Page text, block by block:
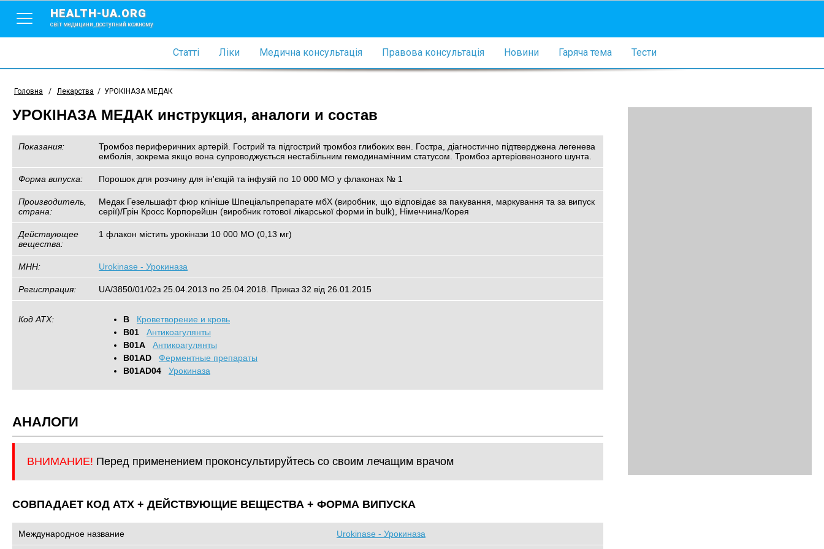
HEALTH-UA.ORG
світ медицини, доступний кожному
Статті Ліки Медична консультація Правова консультація Новини Гаряча тема Тести
Головна / Лекарства / УРОКІНАЗА МЕДАК
УРОКІНАЗА МЕДАК инструкция, аналоги и состав
Показания:
Тромбоз периферичних артерій. Гострий та підгострий тромбоз глибоких вен. Гостра, діагностично підтверджена легенева
емболія, зокрема якщо вона супроводжується нестабільним гемодинамічним статусом. Тромбоз артеріовенозного шунта.
Форма випуска: Порошок для розчину для ін'єкцій та інфузій по 10 000 МО у флаконах № 1
Производитель,
страна:
Медак Гезельшафт фюр клініше Шпеціальпрепарате мбХ (виробник, що відповідає за пакування, маркування та за випуск
серії)/Грін Кросс Корпорейшн (виробник готової лікарської форми in bulk), Німеччина/Корея
Действующее
вещества:
1 флакон містить урокінази 10 000 МО (0,13 мг)
МНН: Urokinase - Урокиназа
Регистрация: UA/3850/01/02з 25.04.2013 по 25.04.2018. Приказ 32 від 26.01.2015
Код АТХ: B
Кроветворение и кровь
B01
Антикоагулянты
B01A
Антикоагулянты
B01AD
Ферментные препараты
B01AD04
Урокиназа
АНАЛОГИ
ВНИМАНИЕ! Перед применением проконсультируйтесь со своим лечащим врачом
СОВПАДАЕТ КОД ATХ + ДЕЙСТВУЮЩИЕ ВЕЩЕСТВА + ФОРМА ВИПУСКА
Международное название Urokinase - Урокиназа